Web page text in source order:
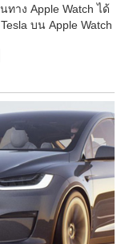
าง Apple Watch ได้
บน Apple Watch